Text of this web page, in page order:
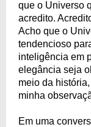
que o Universo
acredito.
Acho que o
tendencioso
inteligência em
elegância seja
meio da
minha
Em uma